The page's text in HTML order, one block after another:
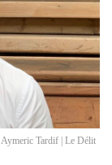
Aymeric Tardif | Le Délit